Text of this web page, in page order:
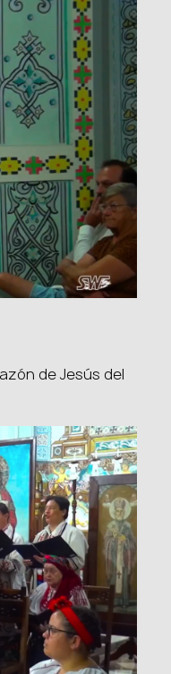
de Jesús del